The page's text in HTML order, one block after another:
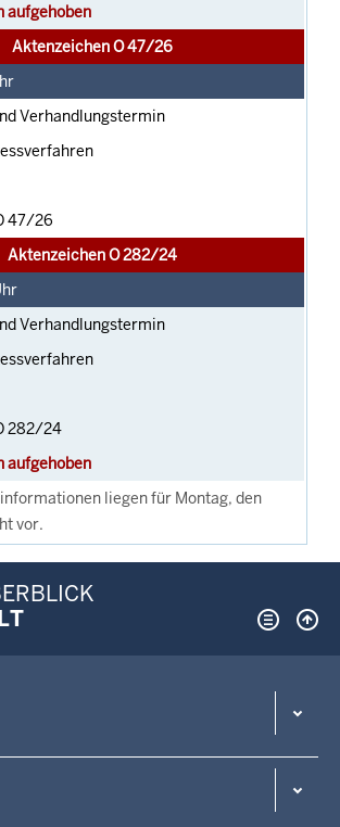
aufgehoben
Aktenzeichen O 47/26
Verhandlungstermin
47/26
Aktenzeichen O 282/24
Verhandlungstermin
282/24
aufgehoben
liegen für Montag, den
vor.
Überblick: